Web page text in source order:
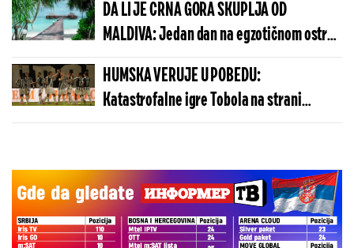
DA LI JE CRNA GORA SKUPLJA OD
MALDIVA: Jedan dan na egzotičnom ostrvu
može da košta manje nego u Budvi
HUMSKA VERUJE U POBEDU:
Katastrofalne igre Tobola na strani
ulivaju samopouzdanje Partizanu